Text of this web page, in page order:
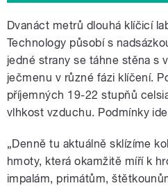
Dvanáct metrů dlouhá klíčicí
Technology působí s
jedné strany se táhne stěna s
ječmenu v různé fázi klíčení.
příjemných 19-22 stupňů
vlhkost vzduchu. Podmínky
„Denně tu aktuálně sklízíme
hmoty, která okamžitě míří k
impalám, primátům,